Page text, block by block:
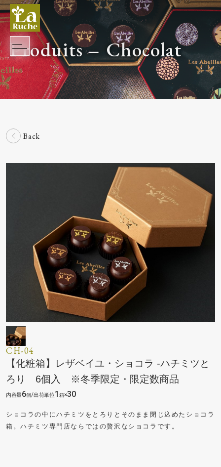
Produits – Chocolat
Back
CH-04
【化粧箱】レザベイユ・ショコラ -ハチミツと
ろり 6個入 ※冬季限定・限定数商品
6 / 1 ×30
ショコラの中にハチミツをとろりとそのまま閉じ込めたショコラ
箱。ハチミツ専門店ならではの贅沢なショコラです。